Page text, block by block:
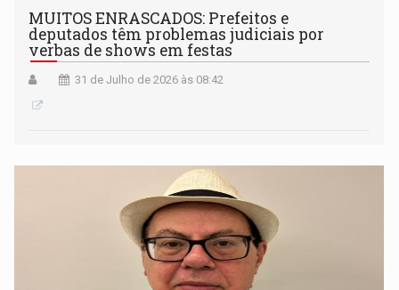
MUITOS ENRASCADOS: Prefeitos e
deputados têm problemas judiciais por
verbas de shows em festas
31 de Julho de 2026 às 08:42